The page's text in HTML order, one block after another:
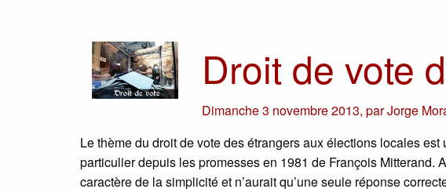
Droit de vote
Dimanche 3 novembre 2013,parJorge
Le thème du droit de vote des étrangers aux élections locales
particulier depuis les promesses en 1981 de François Mitterand.
caractère de la simplicité et n’aurait qu’une seule réponse